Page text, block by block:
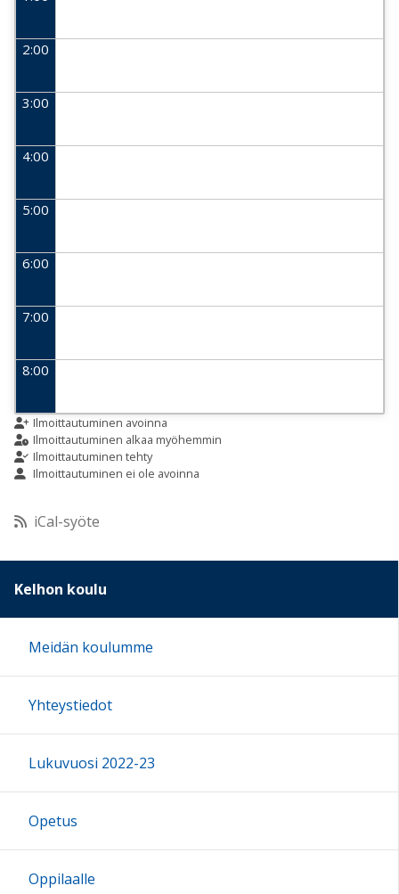
2:00
3:00
4:00
5:00
6:00
7:00
8:00
9:00
10:00
11:00
12:00
16:00
17:00
Ilmoittautuminen avoinna
Ilmoittautuminen alkaa myöhemmin
Ilmoittautuminen tehty
Ilmoittautuminen ei ole avoinna
iCal-syöte
Kelhon koulu
Meidän koulumme
Yhteystiedot
Lukuvuosi 2022-23
Opetus
Oppilaalle